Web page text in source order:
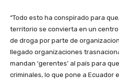
“Todo esto ha conspirado para
territorio se convierta en un
de droga por parte de
llegado organizaciones
mandan ‘gerentes’ al país para
criminales, lo que pone a Ecuador